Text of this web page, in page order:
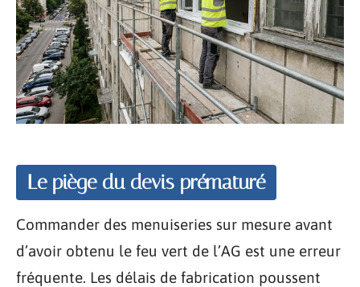
Le piège du devis prématuré
Commander des menuiseries sur mesure avant
d’avoir obtenu le feu vert de l’AG est une erreur
fréquente. Les délais de fabrication poussent